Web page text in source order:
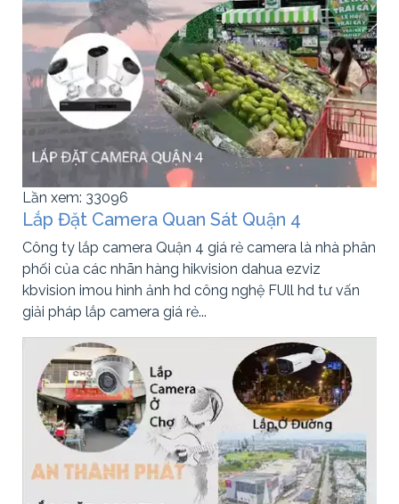
Lần xem: 33096
Lắp Đặt Camera Quan Sát Quận 4
Công ty lắp camera Quận 4 giá rẻ camera là nhà phân
phối của các nhãn hàng hikvision dahua ezviz
kbvision imou hình ảnh hd công nghệ FUll hd tư vấn
giải pháp lắp camera giá rẻ...